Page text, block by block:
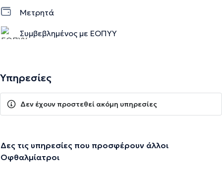
Μετρητά
Συμβεβλημένος με ΕΟΠΥΥ
Υπηρεσίες
Δεν έχουν προστεθεί ακόμη υπηρεσίες
Δες τις υπηρεσίες που προσφέρουν άλλοι
Οφθαλμίατροι